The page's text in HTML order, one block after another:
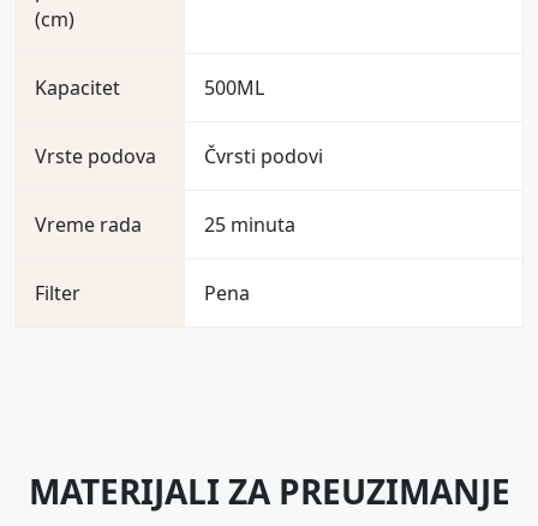
(cm)
Kapacitet 500ML
Vrste podova Čvrsti podovi
Vreme rada 25 minuta
Filter Pena
MATERIJALI ZA PREUZIMANJE